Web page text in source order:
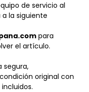
de servicio al
a la siguiente
para
el artículo.
segura,
original con